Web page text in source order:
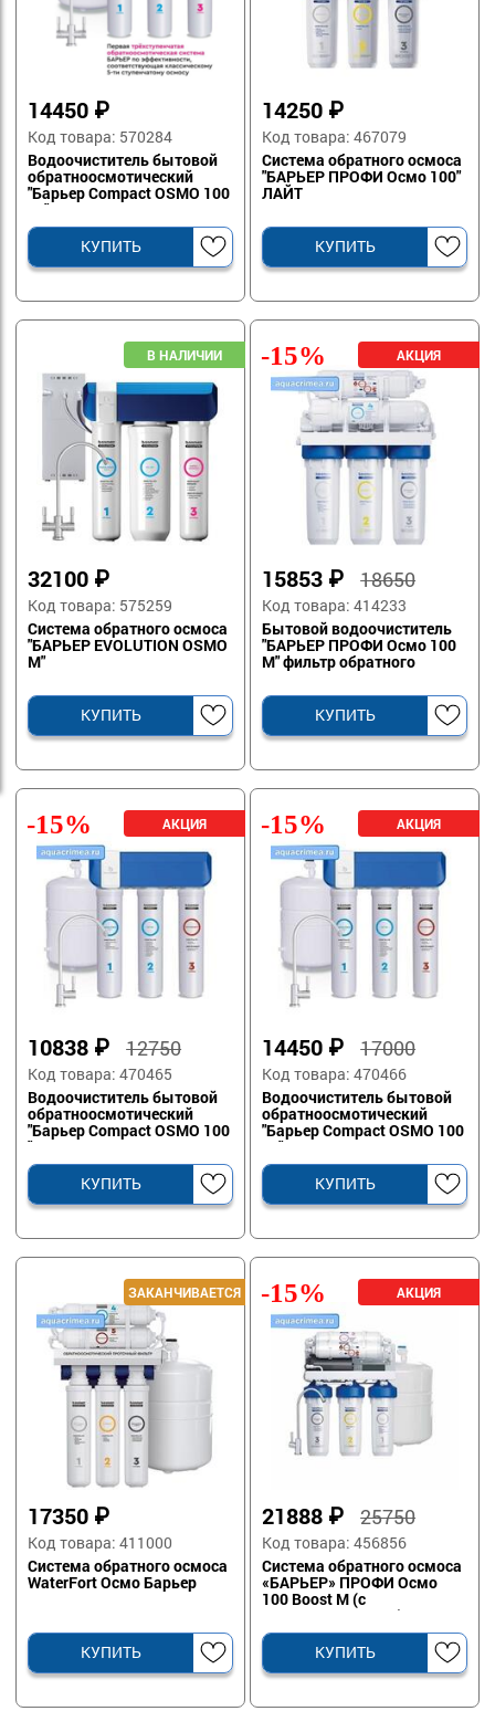
14450 ₽
Код товара: 570284
Водоочиститель бытовой
обратноосмотический
"Барьер Compact OSMO 100
М " АКЦИЯ
КУПИТЬ
14250 ₽
Код товара: 467079
Система обратного осмоса
"БАРЬЕР ПРОФИ Осмо 100"
ЛАЙТ
КУПИТЬ
32100 ₽
Код товара: 575259
Система обратного осмоса
"БАРЬЕР EVOLUTION OSMO
М"
КУПИТЬ
15853 ₽18650
Код товара: 414233
Бытовой водоочиститель
"БАРЬЕР ПРОФИ Осмо 100
М" фильтр обратного
осмоса
КУПИТЬ
-15%
10838 ₽12750
Код товара: 470465
Водоочиститель бытовой
обратноосмотический
"Барьер Compact OSMO 100
"
КУПИТЬ
-15%
14450 ₽17000
Код товара: 470466
Водоочиститель бытовой
обратноосмотический
"Барьер Compact OSMO 100
М "
КУПИТЬ
-15%
17350 ₽
Код товара: 411000
Система обратного осмоса
WaterFort Осмо Барьер
КУПИТЬ
21888 ₽25750
Код товара: 456856
Система обратного осмоса
«БАРЬЕР» ПРОФИ Осмо
100 Boost М (с
минерализатором)
КУПИТЬ
-15%